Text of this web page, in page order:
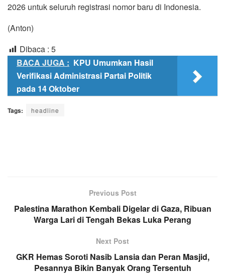
2026 untuk seluruh registrasi nomor baru di Indonesia.
(Anton)
Dibaca : 5
BACA JUGA : KPU Umumkan Hasil
Verifikasi Administrasi Partai Politik
pada 14 Oktober
Tags: headline
Previous Post
Palestina Marathon Kembali Digelar di Gaza, Ribuan
Warga Lari di Tengah Bekas Luka Perang
Next Post
GKR Hemas Soroti Nasib Lansia dan Peran Masjid,
Pesannya Bikin Banyak Orang Tersentuh